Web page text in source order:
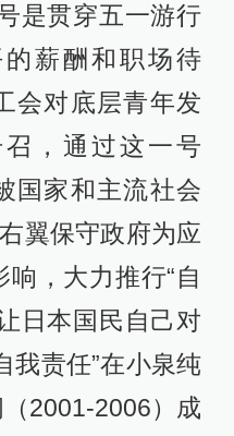
是贯穿五一游行
薪酬和职场待
会对底层青年发
，通过这一号
国家和主流社会
翼保守政府为应
，大力推行“自
日本国民自己对
我责任”在小泉纯
2001-2006）成